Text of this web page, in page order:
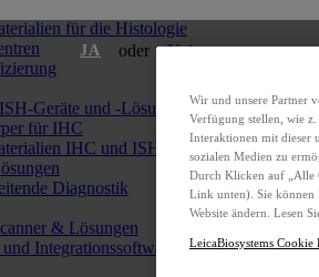
JA oder Nein
für die Histologie
Geräte und -Lösungen
für IHC
IHC und ISH
Diagnostik
& Lösungen
Integrationssoftware
Wir und unsere Partner
Verfügung stellen, wie
Interaktionen mit dieser
sozialen Medien zu
Durch Klicken auf „Alle
Link unten). Sie können
Website ändern. Lesen
LeicaBiosystems Cookie